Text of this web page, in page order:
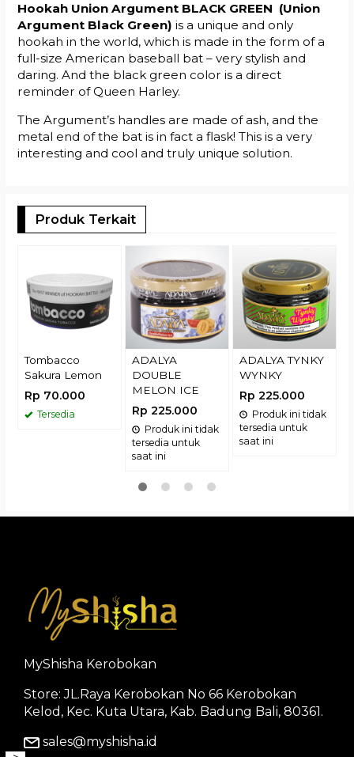
Hookah Union Argument BLACK GREEN (Union
Argument Black Green) is a unique and only
hookah in the world, which is made in the form of a
full-size American baseball bat – very stylish and
daring. And the black green color is a direct
reminder of Queen Harley.
The Argument’s handles are made of ash, and the
metal end of the bat is in fact a flask! This is a very
interesting and cool and truly unique solution.
Produk Terkait
Tombacco
Sakura Lemon
Rp 70.000
Tersedia
ADALYA
DOUBLE
MELON ICE
Rp 225.000
Produk ini tidak
tersedia untuk
saat ini
ADALYA TYNKY
WYNKY
Rp 225.000
Produk ini tidak
tersedia untuk
saat ini
MyShisha Kerobokan
Store: JL.Raya Kerobokan No 66 Kerobokan
Kelod, Kec. Kuta Utara, Kab. Badung Bali, 80361.
sales@myshisha.id